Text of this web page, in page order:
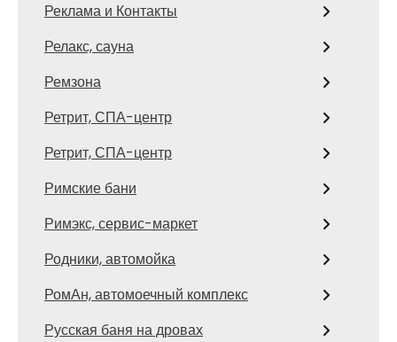
Реклама и Контакты
Релакс, сауна
Ремзона
Ретрит, СПА-центр
Ретрит, СПА-центр
Римские бани
Римэкс, сервис-маркет
Родники, автомойка
РомАн, автомоечный комплекс
Русская баня на дровах